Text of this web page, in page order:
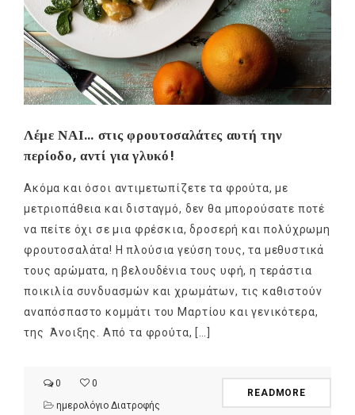
Λέμε ΝΑΙ… στις φρουτοσαλάτες αυτή την
περίοδο, αντί για γλυκό!
Ακόμα και όσοι αντιμετωπίζετε τα φρούτα, με
μετριοπάθεια και δισταγμό, δεν θα μπορούσατε ποτέ
να πείτε όχι σε μια φρέσκια, δροσερή και πολύχρωμη
φρουτοσαλάτα! Η πλούσια γεύση τους, τα μεθυστικά
τους αρώματα, η βελουδένια τους υφή, η τεράστια
ποικιλία συνδυασμών και χρωμάτων, τις καθιστούν
αναπόσπαστο κομμάτι του Μαρτίου και γενικότερα,
της Άνοιξης. Από τα φρούτα, […]
0
0
ημερολόγιο Διατροφής
READMORE